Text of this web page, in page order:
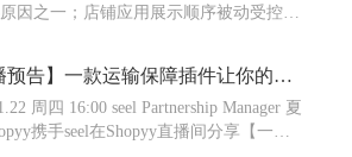
因之一；店铺应用展示顺序被动受控，
用户情感连接…… 这些经营痛点，现在都
方案！ 本次功能升级，我们围绕
、展示自主、信任增强、品牌升温四大
【直播预告】一款运输保障插件让你的店铺提升转化
Manager 夏
携手seel在Shopyy直播间分享【一款